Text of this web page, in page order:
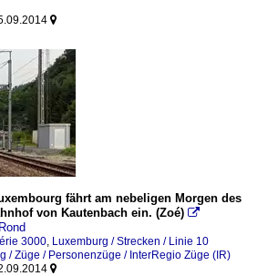

fährt am nebeligen Morgen des
von Kautenbach ein. (Zoé) 
3000, Luxemburg / Strecken / Linie 10
/ Züge / Personenzüge / InterRegio Züge (IR)
